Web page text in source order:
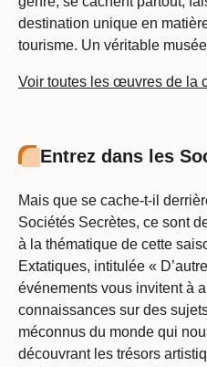
destination unique en
tourisme. Un véritable
Voir toutes les œuvres de la
Entrez dans les
Mais que se cache-t-il
Sociétés Secrètes, ce sont
à la thématique de cette
Extatiques, intitulée «
événements vous invitent à
connaissances sur des
méconnus du monde qui
découvrant les trésors